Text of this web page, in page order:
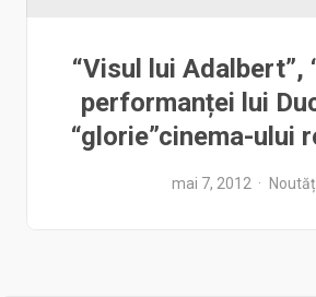
“Visul lui Adalbert”,
performanței lui
“glorie”cinema-ului
mai 7, 2012